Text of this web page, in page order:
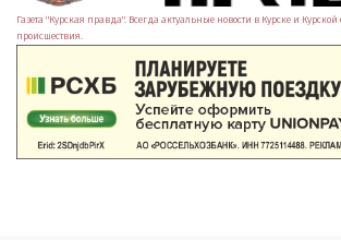
Газета "Курская правда". Всегда актуальные новости в Курске и Курской
происшествия.